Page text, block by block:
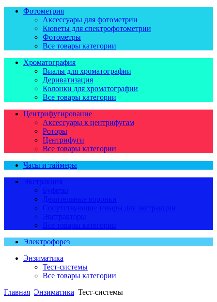
Фотометрия
Аксессуары для фотометрии
Кюветы для спектрофотометрии
Фотометры
Все товары категории
Хроматография
Виалы для хроматографии
Дериватизация
Колонки для хроматографии
Все товары категории
Центрифугирование
Аксессуары к центрифугам
Роторы
Центрифуги
Все товары категории
Часы и таймеры
Экстракция
Буферы
Делительные воронки
Сопутствующие товары для экстракции
Экстракторы
Все товары категории
Электрофорез
Энзиматика
Тест-системы
Все товары категории
Главная Энзиматика Тест-системы